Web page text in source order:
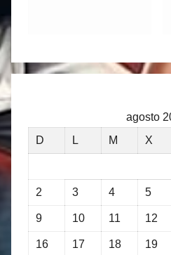
agosto
D
L M X
2 3 4 5
9 10 11 12
16 17 18 19